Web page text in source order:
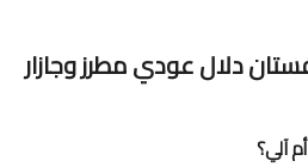
دلال عودي مطرز وجازار
آلي؟